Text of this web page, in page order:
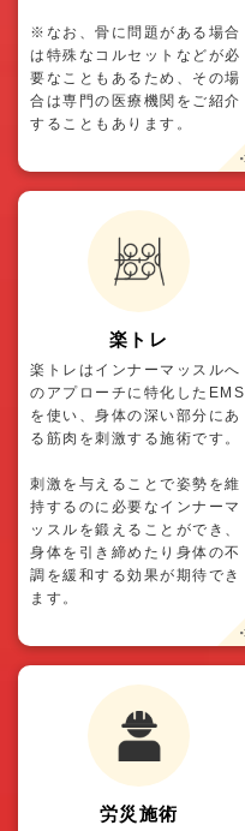
※なお、骨に問題がある場合
は特殊なコルセットなどが必
要なこともあるため、その場
合は専門の医療機関をご紹介
することもあります。
楽トレ
楽トレはインナーマッスルへ
のアプローチに特化したEMS
を使い、身体の深い部分にあ
る筋肉を刺激する施術です。
刺激を与えることで姿勢を維
持するのに必要なインナーマ
ッスルを鍛えることができ、
身体を引き締めたり身体の不
調を緩和する効果が期待でき
ます。
労災施術